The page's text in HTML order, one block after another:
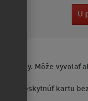
U
látky. Môže vyvolať
poskytnúť kartu